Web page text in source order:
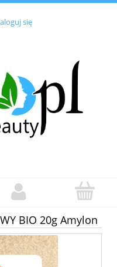
się
BIO 20g Amylon